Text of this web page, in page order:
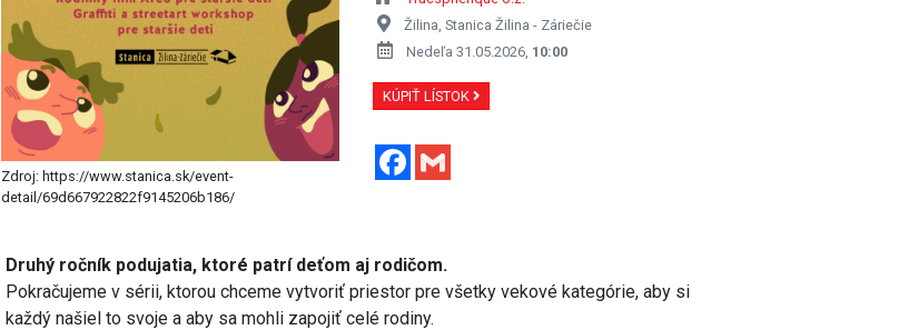
Zdroj: https://www.stanica.sk/event-
detail/69d667922822f9145206b186/
Žilina, Stanica Žilina - Záriečie
Nedeľa 31.05.2026, 10:00
KÚPIŤ LÍSTOK
Facebook
Druhý ročník podujatia, ktoré patrí deťom aj rodičom.
Pokračujeme v sérii, ktorou chceme vytvoriť priestor pre všetky vekové kategórie, aby si
každý našiel to svoje a aby sa mohli zapojiť celé rodiny.